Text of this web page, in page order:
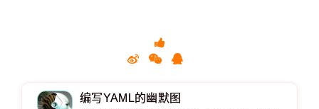
编写YAML的幽默图